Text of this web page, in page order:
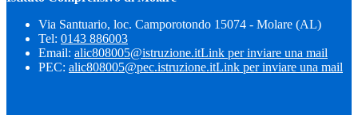
Via Santuario, loc. Camporotondo 15074 - Molare (AL)
Tel: 0143 886003
Email: alic808005@istruzione.itLink per inviare una mail
PEC: alic808005@pec.istruzione.itLink per inviare una mail